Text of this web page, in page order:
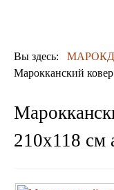
Люстры
Люстры
Вы здесь:
Марокканский
210х118 см